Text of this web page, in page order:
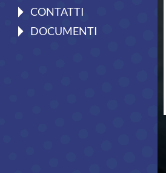
CONTATTI
DOCUMENTI
Atleti di
Discipline